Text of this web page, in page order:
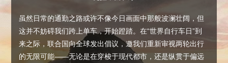
虽然日常的通勤之路或许不像今日画面中那般波澜壮阔，但
这并不妨碍我们跨上单车，开始蹬踏。在“世界自行车日”到
来之际，联合国向全球发出倡议，邀我们重新审视两轮出行
的无限可能——无论是在穿梭于现代都市，还是纵贯于偏远